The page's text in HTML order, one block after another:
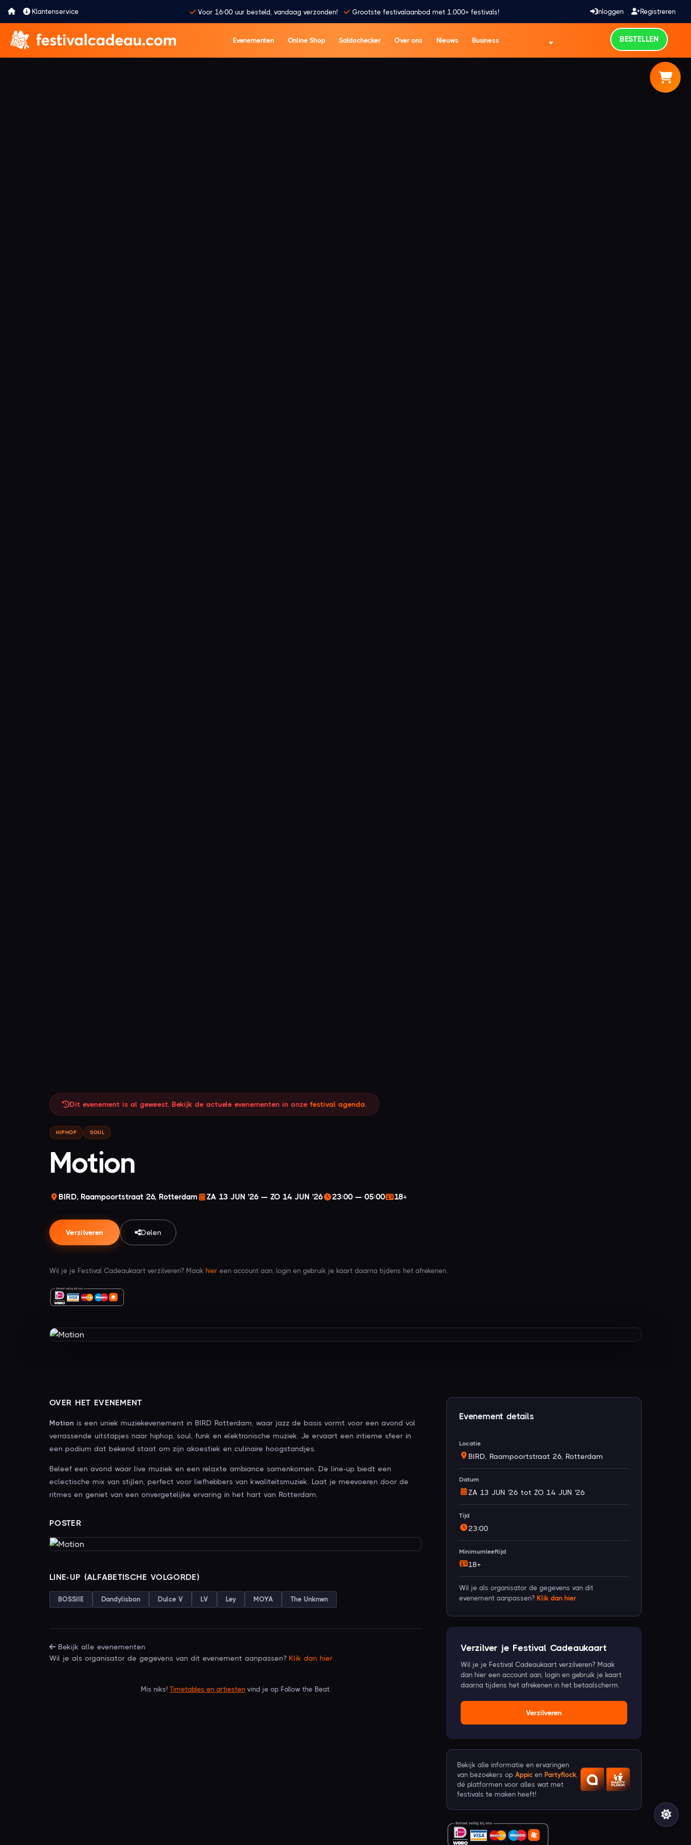
Klantenservice Voor 16:00 uur besteld, vandaag verzonden! Grootste festivalaanbod met 1.000+ festivals! Inloggen Registreren
Evenementen Online Shop Saldochecker Over ons Nieuws Business BESTELLEN
Dit evenement is al geweest. Bekijk de actuele evenementen in onze festival agenda.
HIPHOP SOUL
Motion
BIRD, Raampoortstraat 26, Rotterdam ZA 13 JUN '26 — ZO 14 JUN '26 23:00 — 05:00 18+
Verzilveren Delen
Wil je je Festival Cadeaukaart verzilveren? Maak hier een account aan, login en gebruik je kaart daarna tijdens het afrekenen.
OVER HET EVENEMENT
Motion is een uniek muziekevenement in BIRD Rotterdam, waar jazz de basis vormt voor een avond vol
verrassende uitstapjes naar hiphop, soul, funk en elektronische muziek. Je ervaart een intieme sfeer in
een podium dat bekend staat om zijn akoestiek en culinaire hoogstandjes.
Beleef een avond waar live muziek en een relaxte ambiance samenkomen. De line-up biedt een
eclectische mix van stijlen, perfect voor liefhebbers van kwaliteitsmuziek. Laat je meevoeren door de
ritmes en geniet van een onvergetelijke ervaring in het hart van Rotterdam.
POSTER
LINE-UP (ALFABETISCHE VOLGORDE)
BOSSIIE Dandylisbon Dulce V LV Ley MOYA The Unknwn
Bekijk alle evenementen
Wil je als organisator de gegevens van dit evenement aanpassen? Klik dan hier
Mis niks! Timetables en artiestenvind je op Follow the Beat.
Evenement details
Locatie
BIRD, Raampoortstraat 26, Rotterdam
Datum
ZA 13 JUN '26 tot ZO 14 JUN '26
Tijd
23:00
Minimumleeftijd
18+
Wil je als organisator de gegevens van dit
evenement aanpassen? Klik dan hier
Verzilver je Festival Cadeaukaart
Wil je je Festival Cadeaukaart verzilveren? Maak
dan hier een account aan, login en gebruik je kaart
daarna tijdens het afrekenen in het betaalscherm.
Verzilveren
Bekijk alle informatie en ervaringen
van bezoekers op Appic en Partyflock,
dé platformen voor alles wat met
festivals te maken heeft!